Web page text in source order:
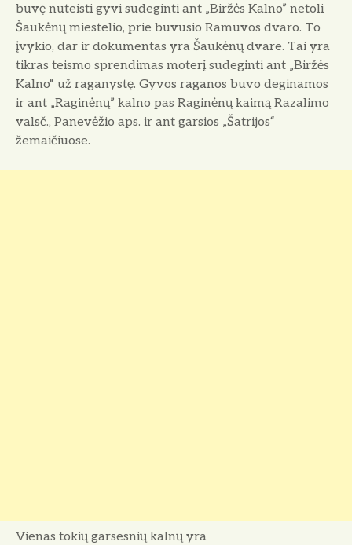
buvę nuteisti gyvi sudeginti ant „Biržės Kalno” netoli
Šaukėnų miestelio, prie bu­vusio Ramuvos dvaro. To
įvykio, dar ir dokumentas yra Šaukėnų dvare. Tai yra
tikras teismo sprendimas moterį sude­ginti ant „Biržės
Kalno“ už raganystę. Gyvos raganos buvo deginamos
ir ant „Raginėnų” kalno pas Raginėnų kaimą Razalimo
valsč., Panevėžio aps. ir ant garsios „Šatrijos“
žemaičiuose.
Vienas tokių garsesnių kalnų yra